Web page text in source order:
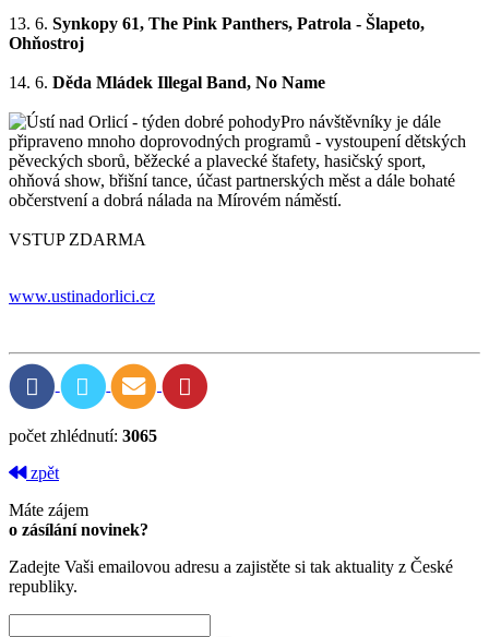
13. 6. Synkopy 61, The Pink Panthers, Patrola - Šlapeto,
Ohňostroj
14. 6. Děda Mládek Illegal Band, No Name
Pro návštěvníky je dále
připraveno mnoho doprovodných programů - vystoupení dětských
pěveckých sborů, běžecké a plavecké štafety, hasičský sport,
ohňová show, břišní tance, účast partnerských měst a dále bohaté
občerstvení a dobrá nálada na Mírovém náměstí.
VSTUP ZDARMA
www.ustinadorlici.cz
počet zhlédnutí: 3065
zpět
Máte zájem
o zásílání novinek?
Zadejte Vaši emailovou adresu a zajistěte si tak aktuality z České
republiky.